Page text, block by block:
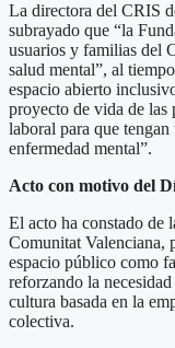
La directora del CRIS
subrayado que “la
usuarios y familias del
salud mental”, al
espacio abierto
proyecto de vida de las
laboral para que tengan
enfermedad mental”.
Acto con motivo del
El acto ha constado de
Comunitat Valenciana,
espacio público como
reforzando la
cultura basada en la
colectiva.